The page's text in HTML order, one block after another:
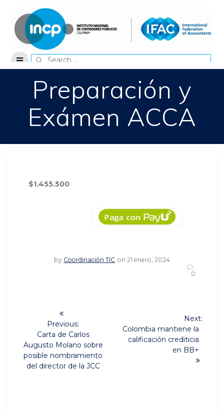
content
Search
for:
Preparación y
Exámen ACCA
$1.455.500
by Coordinación TIC on 21 enero, 2024
0
Navegación
entradas
Previous:
Previous
post:
Carta de Carlos
Augusto Molano sobre
posible nombramiento
del director de la JCC
Next:
Next
post:
Colombia mantiene la
calificación crediticia
en BB+